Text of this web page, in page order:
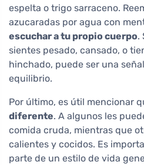
espelta o trigo sarraceno.
azucaradas por agua con
escuchar a tu propio cuerpo.
sientes pesado, cansado, o
hinchado, puede ser una
equilibrio.
Por último, es útil mencionar
diferente. A algunos les
comida cruda, mientras que
calientes y cocidos. Es
parte de un estilo de vida